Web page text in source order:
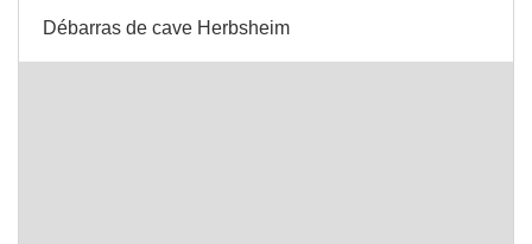
Débarras de cave Herbsheim